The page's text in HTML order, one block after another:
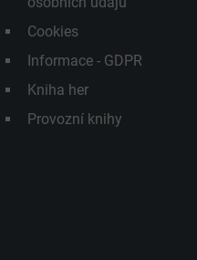
Cookies
Informace - GDPR
Kniha her
Provozní knihy